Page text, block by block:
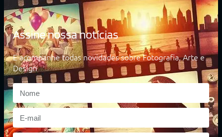
Assine nossa notícias
E acompanhe todas novidades sobre Fotografia, Arte e
Design